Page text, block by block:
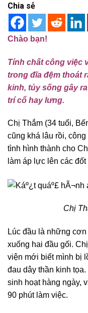
Chia sẻ
Chào bạn!
Tính chất công việc
trong đĩa đệm thoát
kinh, tủy sống gây
trí cổ hay lưng.
Chị Thắm (34 tuổi,
cũng khá lâu rồi,
tình hình thành cho
làm áp lực lên các đốt
Chị
Lúc đầu là những
xuống hai đầu gối.
viện mới biết mình bị
đau dây thần kinh
sinh hoạt hàng ngày,
90 phút làm việc.